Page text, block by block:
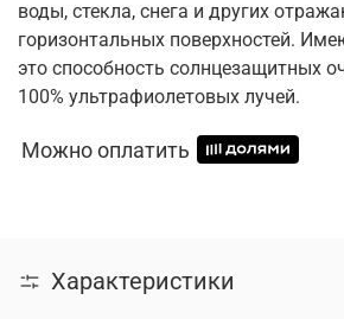
воды, стекла, снега и других
горизонтальных поверхностей.
это способность солнцезащитных
100% ультрафиолетовых лучей.
Можно оплатить
Характеристики